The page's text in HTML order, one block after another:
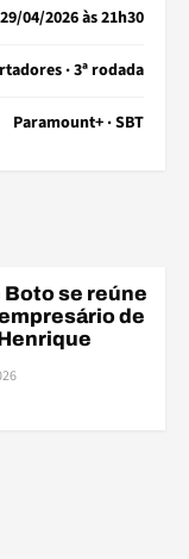
04/2026 às 21h30
· 3ª rodada
Paramount+ · SBT
se reúne
de